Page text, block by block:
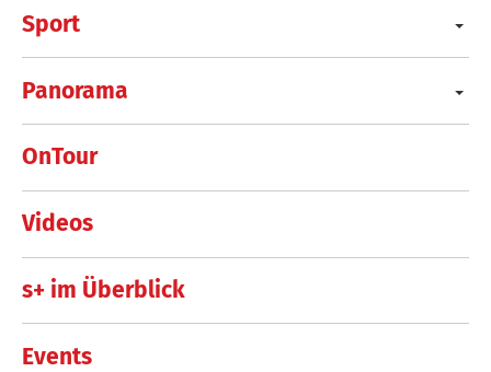
Sport
Panorama
OnTour
Videos
s+ im Überblick
Events